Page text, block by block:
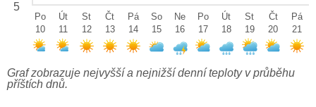
5
Po
10
Út
11
St
12
Čt
13
Pá
14
So
15
Ne
16
Po
17
Út
18
St
19
Čt
20
Pá
21
Graf zobrazuje nejvyšší a nejnižší denní teploty v průběhu
příštích dnů.